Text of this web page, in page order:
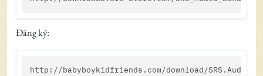
Đăng ký: